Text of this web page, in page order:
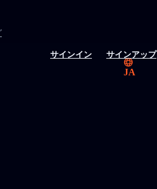
サインイン サインアップ
JA